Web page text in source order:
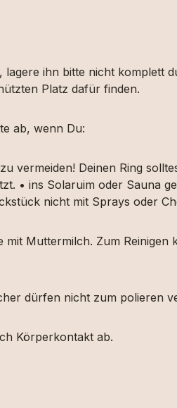
ihn bitte nicht
Platz dafür finden.
ab, wenn Du:
vermeiden! Deinen Ring
• ins Solaruim oder Sauna
nicht mit Sprays oder
Muttermilch. Zum
dürfen nicht zum polieren
Körperkontakt ab.